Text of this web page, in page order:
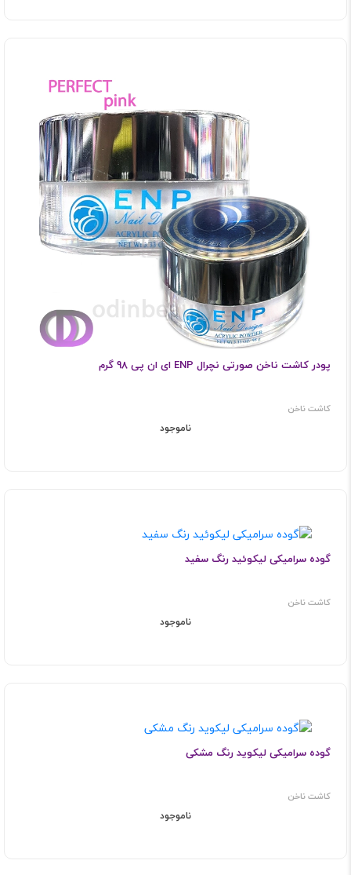
پودر کاشت ناخن صورتی نچرال ENP ای ان پی 98 گرم
کاشت ناخن
ناموجود
گوده سرامیکی لیکوئید رنگ سفید
کاشت ناخن
ناموجود
گوده سرامیکی لیکوید رنگ مشکی
کاشت ناخن
ناموجود